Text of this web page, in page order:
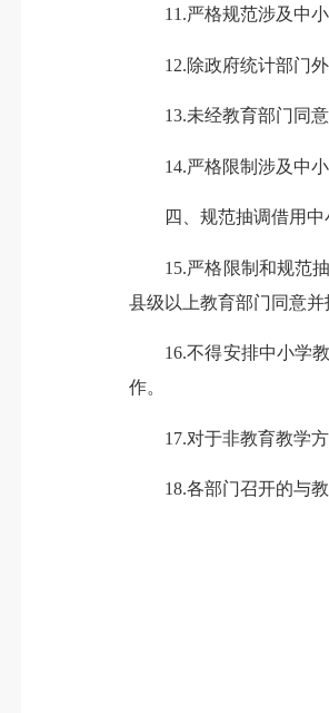
11.严格规范涉及中小
12.除政府统计部门外
13.未经教育部门同意
14.严格限制涉及中小
四、规范抽调借用中
15.严格限制和规范抽
县级以上教育部门同意
16.不得安排中小学教
作。
17.对于非教育教学方
18.各部门召开的与教